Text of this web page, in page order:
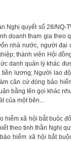
Nghị quyết số 28/NQ-
doanh tham gia theo
nhà nước, người đại
thành viên Hội
danh quản lý khác
lương; Người lao
căn cứ đóng bảo
bằng tên gọi khác
của một bên...
hiểm xã hội bắt buộc
theo tinh thần Nghị
hiểm xã hội bắt